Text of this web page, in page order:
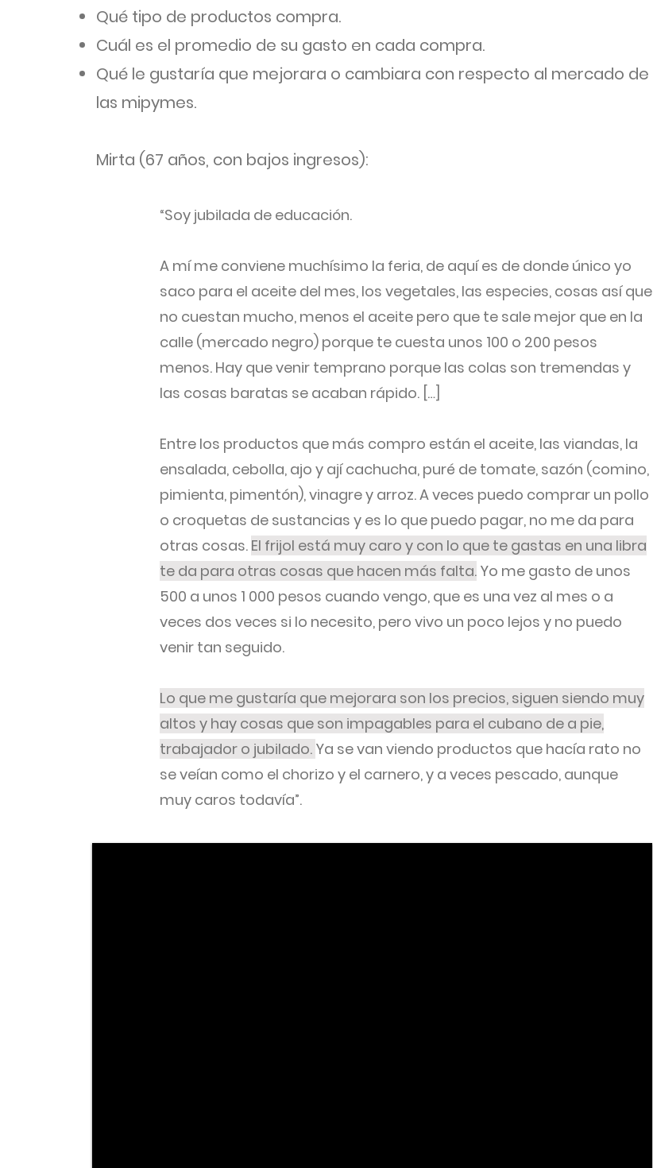
Qué tipo de productos compra.
Cuál es el promedio de su gasto en cada compra.
Qué le gustaría que mejorara o cambiara con respecto al mercado de
las mipymes.
Mirta (67 años, con bajos ingresos):
“Soy jubilada de educación.
A mí me conviene muchísimo la feria, de aquí es de donde único yo
saco para el aceite del mes, los vegetales, las especies, cosas así que
no cuestan mucho, menos el aceite pero que te sale mejor que en la
calle (mercado negro) porque te cuesta unos 100 o 200 pesos
menos. Hay que venir temprano porque las colas son tremendas y
las cosas baratas se acaban rápido. […]
Entre los productos que más compro están el aceite, las viandas, la
ensalada, cebolla, ajo y ají cachucha, puré de tomate, sazón (comino,
pimienta, pimentón), vinagre y arroz. A veces puedo comprar un pollo
o croquetas de sustancias y es lo que puedo pagar, no me da para
otras cosas. El frijol está muy caro y con lo que te gastas en una libra
te da para otras cosas que hacen más falta. Yo me gasto de unos
500 a unos 1 000 pesos cuando vengo, que es una vez al mes o a
veces dos veces si lo necesito, pero vivo un poco lejos y no puedo
venir tan seguido.
Lo que me gustaría que mejorara son los precios, siguen siendo muy
altos y hay cosas que son impagables para el cubano de a pie,
trabajador o jubilado. Ya se van viendo productos que hacía rato no
se veían como el chorizo y el carnero, y a veces pescado, aunque
muy caros todavía”.